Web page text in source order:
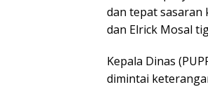
dan tepat sasaran
dan Elrick Mosal
Kepala Dinas
dimintai